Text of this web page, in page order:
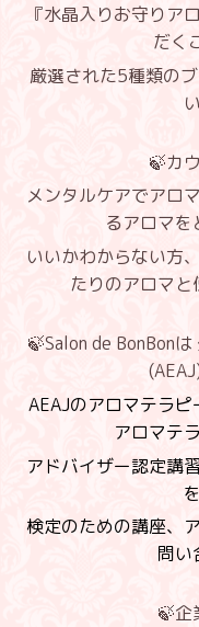
『水晶入りお守りア
だく
厳選された5種類の
🍃カ
メンタルケアでアロ
るアロマ
いいかわからない方
たりのアロマと
🍃Salon de BonBon
AEAJのアロマテラ
アロマテ
アドバイザー認定講
検定のための講座、
問い
🍃企